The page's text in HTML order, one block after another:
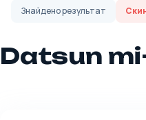
Знайденорезультат
Datsun